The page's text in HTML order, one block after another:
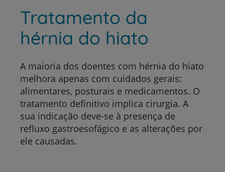
Tratamento da
hérnia do hiato
A maioria dos doentes com hérnia do hiato
melhora apenas com cuidados gerais:
alimentares, posturais e medicamentos. O
tratamento definitivo implica cirurgia. A
sua indicação deve-se à presença de
refluxo gastroesofágico e as alterações por
ele causadas.